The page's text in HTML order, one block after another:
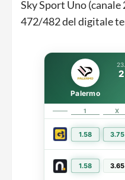
Sky Sport Uno (canale
472/482 del digitale
Palermo
1 X
1.58 3.75
1.58 3.65